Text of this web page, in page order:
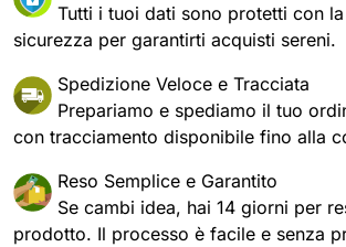
Tutti i tuoi dati sono protetti con la
sicurezza per garantirti acquisti sereni.
Spedizione Veloce e Tracciata
Prepariamo e spediamo il tuo
con tracciamento disponibile fino alla
Reso Semplice e Garantito
Se cambi idea, hai 14 giorni per
prodotto. Il processo è facile e senza